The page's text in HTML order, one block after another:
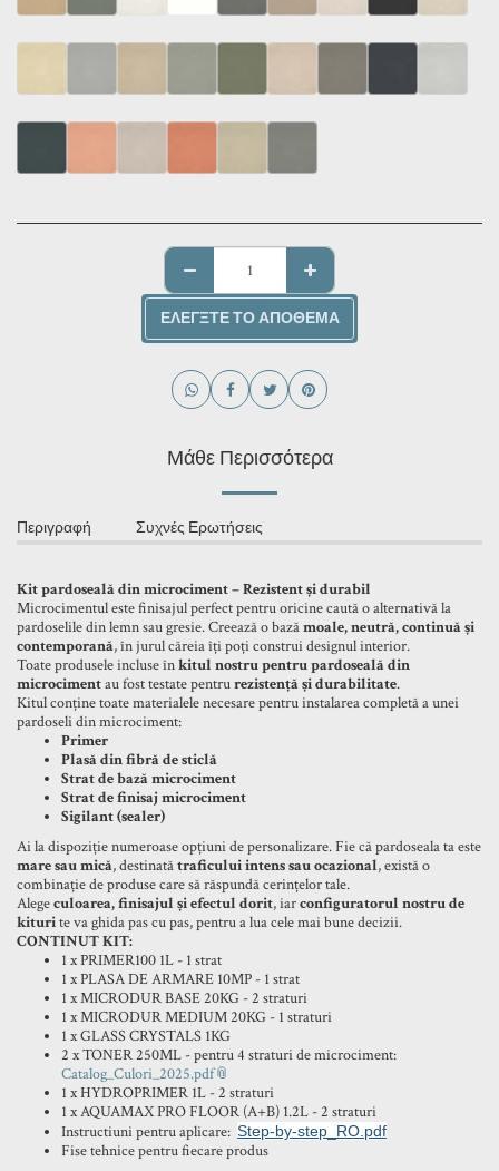
ΕΛΈΓΞΤΕ ΤΟ ΑΠΌΘΕΜΑ
Μάθε Περισσότερα
Περιγραφή Συχνές Ερωτήσεις
Kit pardoseală din microciment – Rezistent și durabil
Microcimentul este finisajul perfect pentru oricine caută o alternativă la
pardoselile din lemn sau gresie. Creează o bazămoale, neutră, continuă și
contemporană, în jurul căreia îți poți construi designul interior.
Toate produsele incluse înkitul nostru pentru pardoseală din
microcimentau fost testate pentrurezistență și durabilitate.
Kitul conține toate materialele necesare pentru instalarea completă a unei
pardoseli din microciment:
Primer
Plasă din fibră de sticlă
Strat de bază microciment
Strat de finisaj microciment
Sigilant (sealer)
Ai la dispoziție numeroase opțiuni de personalizare. Fie că pardoseala ta este
mare sau mică, destinatătraficului intens sau ocazional, există o
combinație de produse care să răspundă cerințelor tale.
Alegeculoarea, finisajul și efectul dorit, iarconfiguratorul nostru de
kiturite va ghida pas cu pas, pentru a lua cele mai bune decizii.
CONTINUT KIT:
1 x PRIMER100 1L - 1 strat
1 x PLASA DE ARMARE 10MP - 1 strat
1 x MICRODUR BASE 20KG - 2 straturi
1 x MICRODUR MEDIUM 20KG - 1 straturi
1 x GLASS CRYSTALS 1KG
2 x TONER 250ML - pentru 4 straturi de microciment:
Catalog_Culori_2025.pdf
1 x HYDROPRIMER 1L - 2 straturi
1 x AQUAMAX PRO FLOOR (A+B) 1.2L - 2 straturi
Instructiuni pentru aplicare: Step-by-step_RO.pdf
Fise tehnice pentru fiecare produs